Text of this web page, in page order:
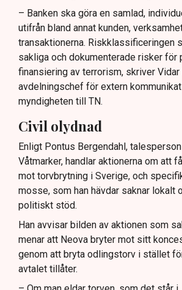
– Banken ska göra en samlad,
utifrån bland annat kunden,
transaktionerna. Riskklassificeringen
sakliga och dokumenterade risker för
finansiering av terrorism, skriver Vidar
avdelningschef för extern
myndigheten till TN.
Civil olydnad
Enligt Pontus Bergendahl,
Våtmarker, handlar aktionerna om att
mot torvbrytning i Sverige, och
mosse, som han hävdar saknar lokalt
politiskt stöd.
Han avvisar bilden av aktionen som
menar att Neova bryter mot sitt
genom att bryta odlingstorv i stället
avtalet tillåter.